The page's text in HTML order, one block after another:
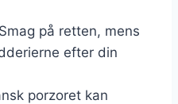
på retten, mens
efter din
porzoret kan